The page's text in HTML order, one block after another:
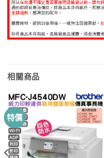
相關商品
特價